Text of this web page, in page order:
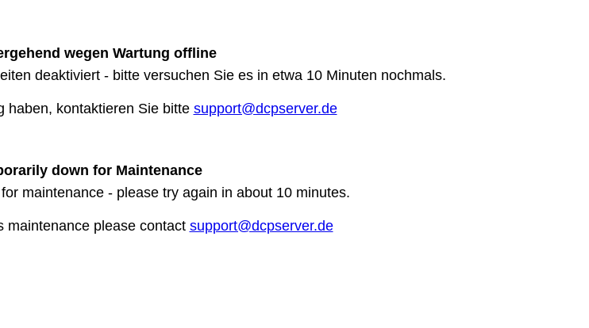
wegen Wartung offline
deaktiviert - bitte versuchen Sie es in etwa 10 Minuten nochmals.
haben, kontaktieren Sie bitte support@dcpserver.de
down for Maintenance
maintenance - please try again in about 10 minutes.
maintenance please contact support@dcpserver.de